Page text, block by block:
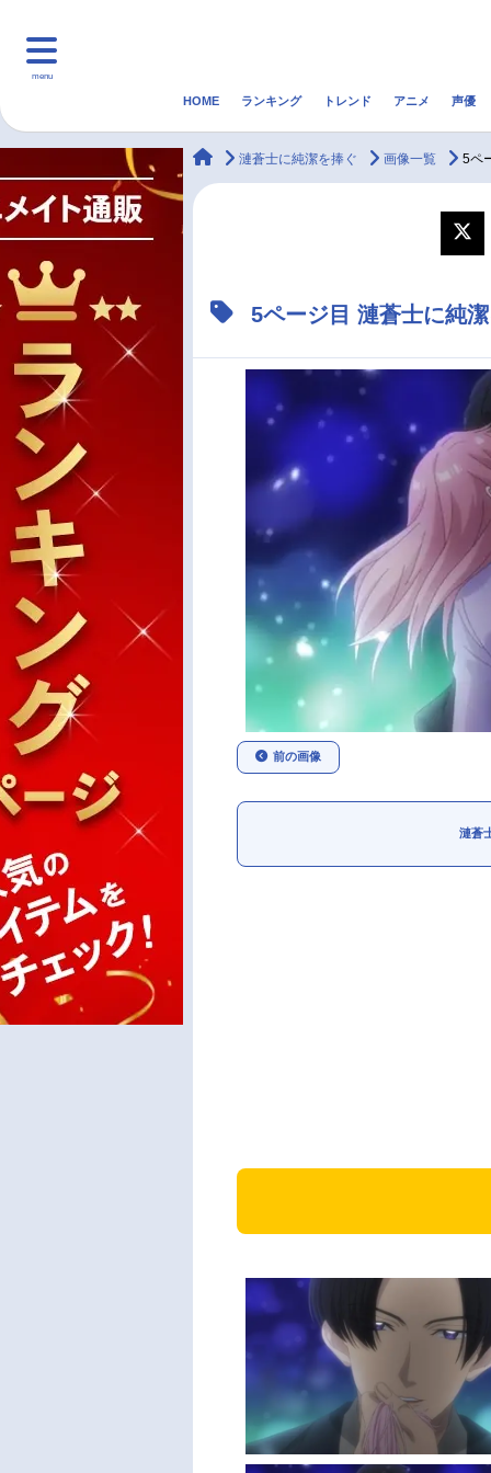
menu
マンガ・ラノベ 音楽
アニメ記事一覧
声優記事一覧
HOME ランキング トレンド アニメ 声優
animateTimes
漣蒼士に純潔を捧ぐ 画像一覧 5ペ
5ページ目 漣蒼士に純
前の画像
漣蒼